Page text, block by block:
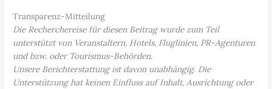
Transparenz-Mitteilung
Die Recherchereise für diesen Beitrag wurde zum Teil
unterstützt von Veranstaltern, Hotels, Fluglinien, PR-Agenturen
und bzw. oder Tourismus-Behörden.
Unsere Berichterstattung ist davon unabhängig. Die
Unterstützung hat keinen Einfluss auf Inhalt, Ausrichtung oder